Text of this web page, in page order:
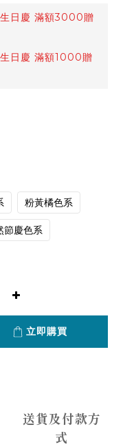
日慶 滿額3000贈
日慶 滿額1000贈
粉黃橘色系
節慶色系
立即購買
送貨及付款方
式